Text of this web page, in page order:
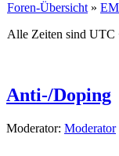
Foren-Übersicht »
Alle Zeiten sind UTC
Anti-/Doping
Moderator: Moderator